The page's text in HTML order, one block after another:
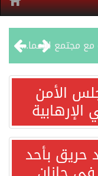
وفد اتحاد الصناعات المصرية يبحث مع مجتمع الأعمال الهندي فرص الاستثمار والتصنيع المشترك
الرياض ترحب بإدانة مجلس الأمن هجمات ميليشيا الحوثي الإرهابية
الأمن
حريق بأحد